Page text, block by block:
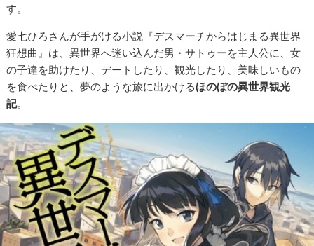
す。
愛七ひろさんが手がける小説『デスマーチからはじまる異世界
狂想曲』は、異世界へ迷い込んだ男・サトゥーを主人公に、女
の子達を助けたり、デートしたり、観光したり、美味しいもの
を食べたりと、夢のような旅に出かけるほのぼの異世界観光
記。